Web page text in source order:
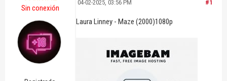
Sin conexión
#1
04-02-2025, 03:56 PM
Laura Linney - Maze (2000)1080p